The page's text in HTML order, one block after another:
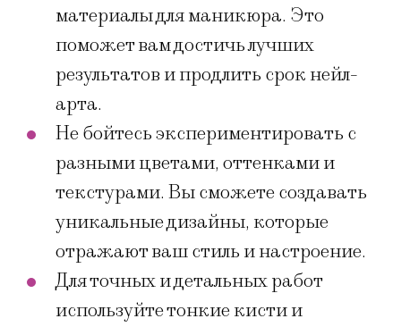
материалы для маникюра. Это
поможет вам достичь лучших
результатов и продлить срок нейл-
арта.
Не бойтесь экспериментировать с
разными цветами, оттенками и
текстурами. Вы сможете создавать
уникальные дизайны, которые
отражают ваш стиль и настроение.
Для точных и детальных работ
используйте тонкие кисти и